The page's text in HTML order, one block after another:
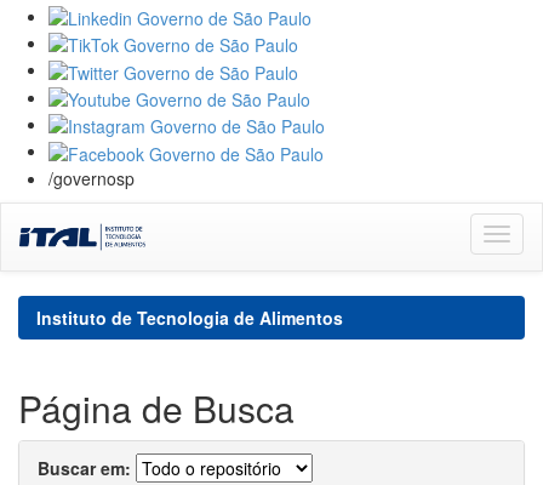
/governosp
navigation
Instituto de Tecnologia de Alimentos
Página de Busca
Buscar em: